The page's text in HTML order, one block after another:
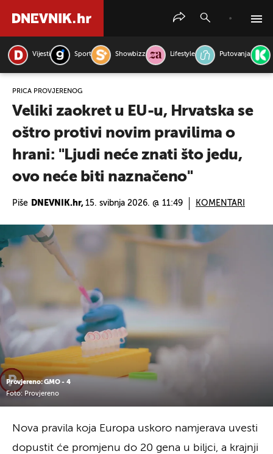
Vijesti Sport Showbizz Lifestyle Putovanja
PRIČA PROVJERENOG
Veliki zaokret u EU-u, Hrvatska se
oštro protivi novim pravilima o
hrani: "Ljudi neće znati što jedu,
ovo neće biti naznačeno"
Piše DNEVNIK.hr, 15. svibnja 2026. @ 11:49 KOMENTARI
Provjereno: GMO - 4
Foto: Provjereno
Nova pravila koja Europa uskoro namjerava uvesti
dopustit će promjenu do 20 gena u biljci, a krajnji
PRETRAŽITE VIJESTI